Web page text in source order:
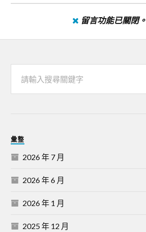
留言功能已關閉。
彙整
2026 年 7 月
2026 年 6 月
2026 年 1 月
2025 年 12 月